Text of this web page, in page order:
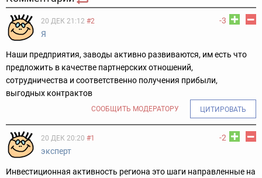
-3
20 ДЕК 21:12 #2
Я
Наши предприятия, заводы активно развиваются, им есть что
предложить в качестве партнерских отношений,
сотрудничества и соответственно получения прибыли,
выгодных контрактов
СООБЩИТЬ МОДЕРАТОРУ ЦИТИРОВАТЬ
-2
20 ДЕК 20:20 #1
эксперт
Инвестиционная активность региона это шаги направленные на